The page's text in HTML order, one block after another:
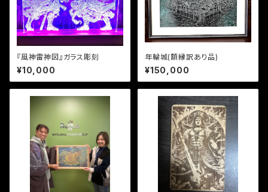
『風神雷神図』ガラス彫刻
¥10,000
年輪城(額縁訳あり品)
¥150,000